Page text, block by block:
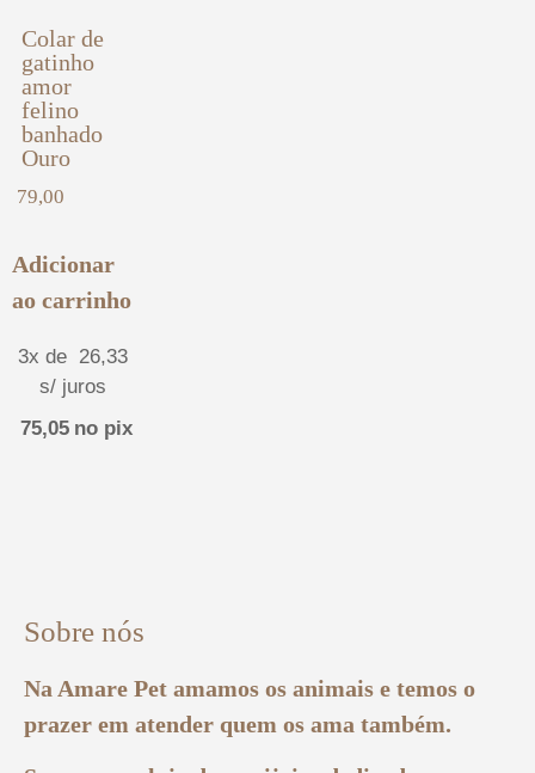
Colar de
gatinho
amor
felino
banhado
Ouro
79,00
Adicionar
ao carrinho
3x de 26,33
s/ juros
75,05 no pix
Sobre nós
Na Amare Pet amamos os animais e temos o
prazer em atender quem os ama também.